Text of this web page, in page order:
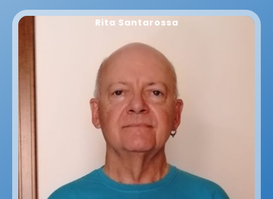
Rita Santarossa